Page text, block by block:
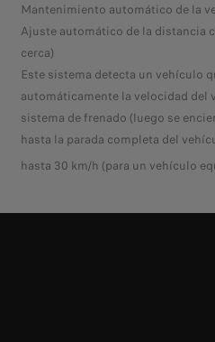
Mantenimiento automático de la
Ajuste automático de la distancia
cerca)
Este sistema detecta un vehículo
automáticamente la velocidad del
sistema de frenado (luego se
hasta la parada completa del
hasta 30 km/h (para un vehículo